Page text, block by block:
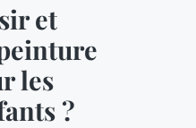
et
les
?